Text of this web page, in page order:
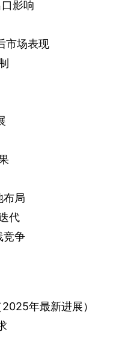
影响
市场表现
布局
代
竞争
2025年最新进展）